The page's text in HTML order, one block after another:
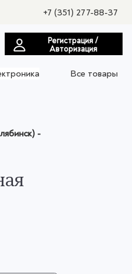
+7 (351) 277-88-37
Регистрация /
Авторизация
Все товары
-